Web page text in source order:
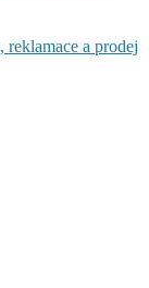
reklamace a prodej